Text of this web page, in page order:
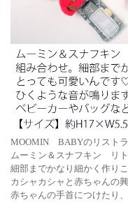
MOOMIN BABYのリスト
ムーミン＆スナフキン リト
細部までかなり細かく作り
カシャカシャと赤ちゃんの
赤ちゃんの手首につけたり